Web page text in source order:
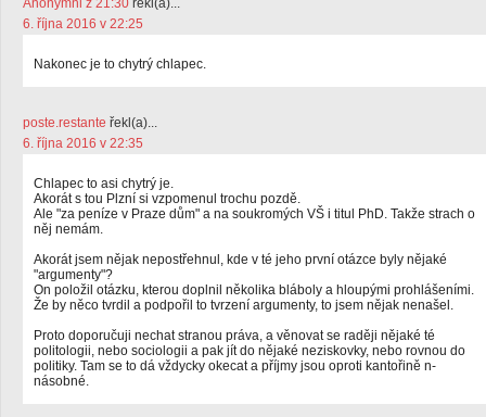
Anonymni z 21:30 řekl(a)...
6. října 2016 v 22:25
Nakonec je to chytrý chlapec.
poste.restante řekl(a)...
6. října 2016 v 22:35
Chlapec to asi chytrý je.
Akorát s tou Plzní si vzpomenul trochu pozdě.
Ale "za peníze v Praze dům" a na soukromých VŠ i titul PhD. Takže strach o
něj nemám.
Akorát jsem nějak nepostřehnul, kde v té jeho první otázce byly nějaké
"argumenty"?
On položil otázku, kterou doplnil několika bláboly a hloupými prohlášeními.
Že by něco tvrdil a podpořil to tvrzení argumenty, to jsem nějak nenašel.
Proto doporučuji nechat stranou práva, a věnovat se raději nějaké té
politologii, nebo sociologii a pak jít do nějaké neziskovky, nebo rovnou do
politiky. Tam se to dá vždycky okecat a příjmy jsou oproti kantořině n-
násobné.